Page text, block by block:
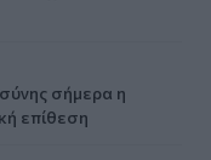
σήμερα η
επίθεση